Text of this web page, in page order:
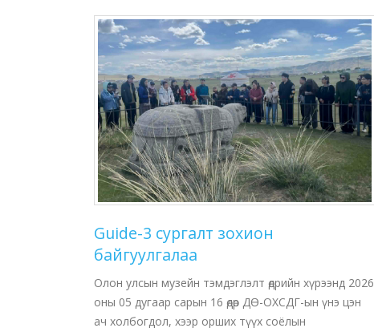
Guide-3 сургалт зохион
байгуулгалаа
Олон улсын музейн тэмдэглэлт өдрийн хүрээнд 2026
оны 05 дугаар сарын 16 өдөр ДӨ-ОХСДГ-ын үнэ цэн
ач холбогдол, хээр орших түүх соёлын